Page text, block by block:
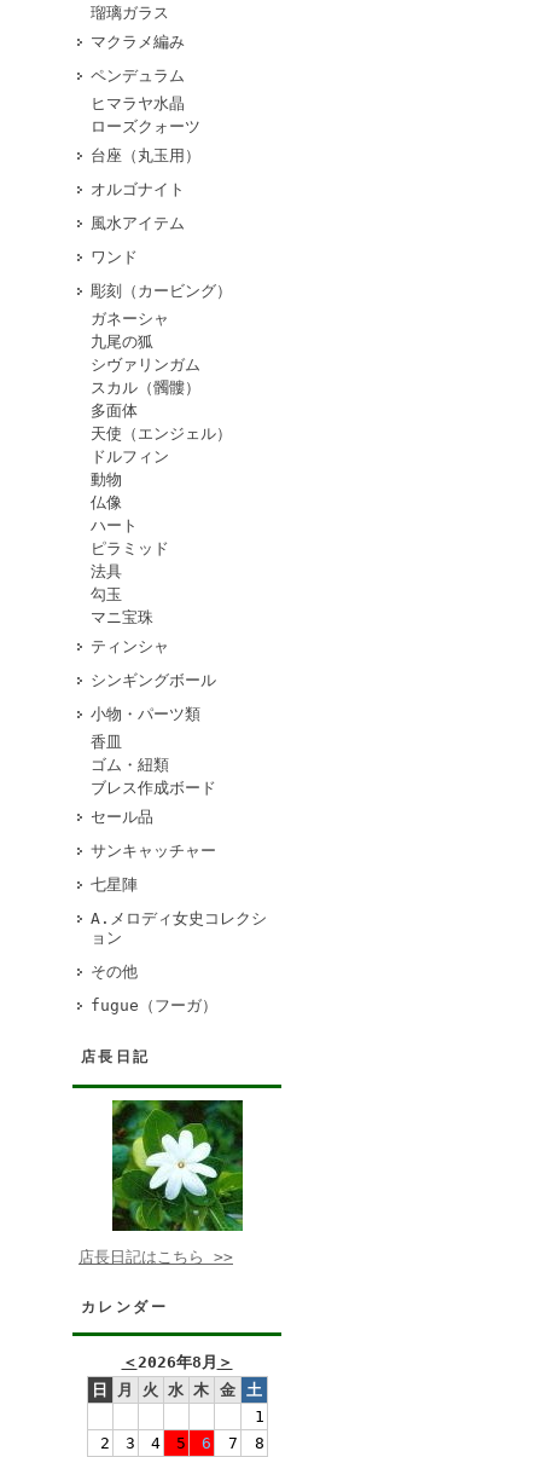
瑠璃ガラス
マクラメ編み
ペンデュラム
ヒマラヤ水晶
ローズクォーツ
台座（丸玉用）
オルゴナイト
風水アイテム
ワンド
彫刻（カービング）
ガネーシャ
九尾の狐
シヴァリンガム
スカル（髑髏）
多面体
天使（エンジェル）
ドルフィン
動物
仏像
ハート
ピラミッド
法具
勾玉
マニ宝珠
ティンシャ
シンギングボール
小物・パーツ類
香皿
ゴム・紐類
ブレス作成ボード
セール品
サンキャッチャー
七星陣
A.メロディ女史コレクシ
ョン
その他
fugue（フーガ）
店長日記
店長日記はこちら >>
カレンダー
＜2026年8月 ＞
日
月 火 水 木 金
土
1
2
3 4 5 6 7 8